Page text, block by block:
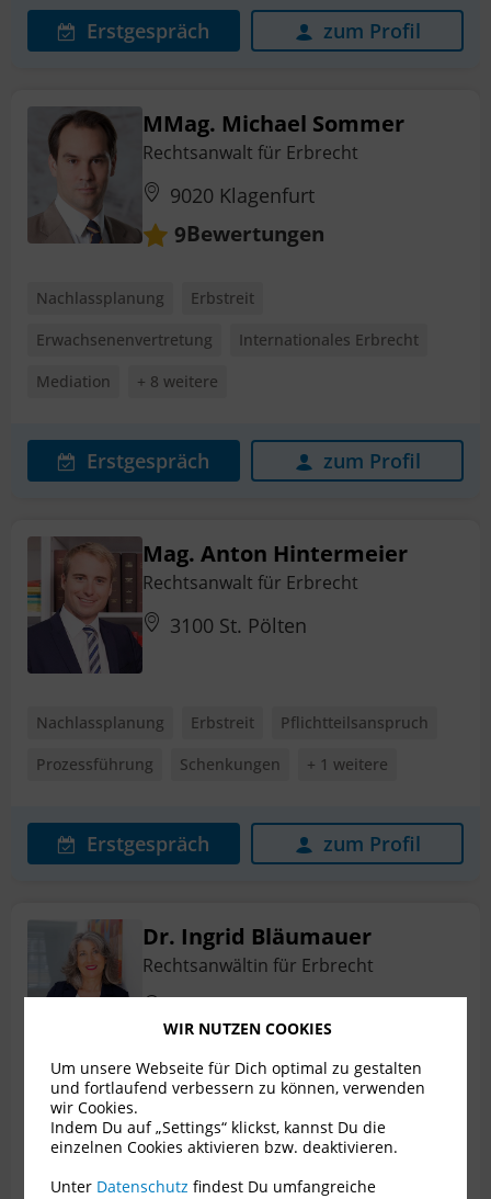
Erstgespräch zum Profil
MMag. Michael Sommer
Rechtsanwalt für Erbrecht
9020 Klagenfurt
9Bewertungen
Nachlassplanung
Erbstreit
Erwachsenenvertretung
Internationales Erbrecht
Mediation
+ 8 weitere
Erstgespräch zum Profil
Mag. Anton Hintermeier
Rechtsanwalt für Erbrecht
3100 St. Pölten
Nachlassplanung Erbstreit
Pflichtteilsanspruch
Prozessführung
Schenkungen + 1 weitere
Erstgespräch zum Profil
Dr. Ingrid Bläumauer
Rechtsanwältin für Erbrecht
Nachlassplanung
Internationales Erbrecht
Patientenverfügung
Pflichtteilsanspruch
+ 6 weitere
WIR NUTZEN COOKIES
Um unsere Webseite für Dich optimal zu gestalten
und fortlaufend verbessern zu können, verwenden
wir Cookies.
Indem Du auf „Settings“ klickst, kannst Du die
einzelnen Cookies aktivieren bzw. deaktivieren.
Unter Datenschutz findest Du umfangreiche